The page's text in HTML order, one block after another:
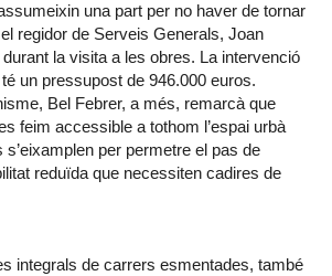
una part per no haver de tornar
regidor de Serveis Generals, Joan
la visita a les obres. La intervenció
un pressupost de 946.000 euros.
Bel Febrer, a més, remarcà que
feim accessible a tothom l’espai urbà
per permetre el pas de
reduïda que necessiten cadires de
integrals de carrers esmentades, també